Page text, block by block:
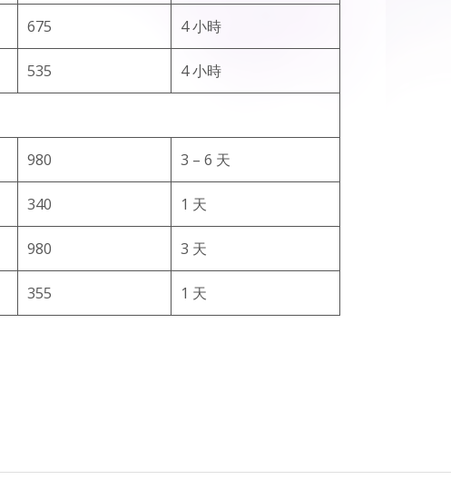
675 4 小時
535 4 小時
980 3 – 6 天
340 1 天
980 3 天
355 1 天